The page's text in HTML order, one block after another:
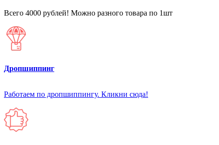
Всего 4000 рублей! Можно разного товара по 1шт
Дропшиппинг
Работаем по дропшиппингу. Кликни сюда!